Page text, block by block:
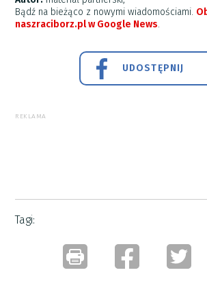
Bądź na bieżąco z nowymi wiadomościami.
naszraciborz.pl w Google News.
UDOSTĘPNIJ
REKLAMA
Tagi: